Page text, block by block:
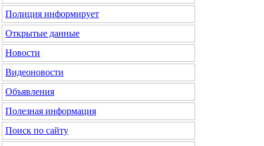
Полиция информирует
Открытые данные
Новости
Видеоновости
Объявления
Полезная информация
Поиск по сайту